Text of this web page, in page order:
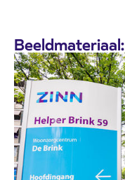
Beeldmateriaal: